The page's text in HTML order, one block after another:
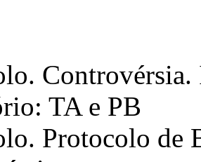
TA e PB
Protocolo de